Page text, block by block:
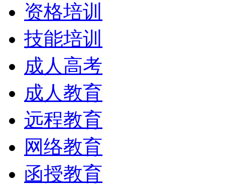
资格培训
技能培训
成人高考
成人教育
远程教育
网络教育
函授教育